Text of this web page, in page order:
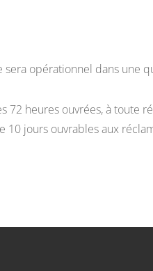
sera opérationnel dans une
heures ouvrées, à toute
jours ouvrables aux